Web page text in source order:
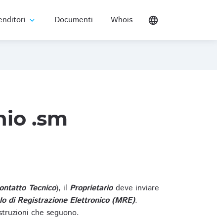
expand_more Documenti Whois language
.sm
Tecnico), il Proprietariodeve inviare
di Registrazione Elettronico (MRE).
che seguono.